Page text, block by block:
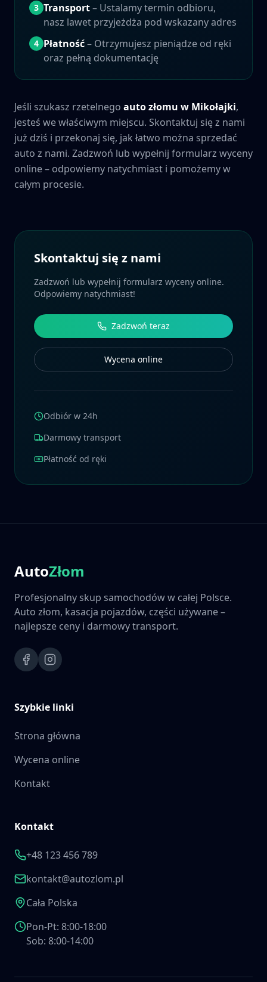
3 Transport– Ustalamy termin odbioru,
nasz lawet przyjeżdża pod wskazany adres
4 Płatność– Otrzymujesz pieniądze od ręki
oraz pełną dokumentację
Jeśli szukasz rzetelnego auto złomu w Mikołajki,
jesteś we właściwym miejscu. Skontaktuj się z nami
już dziś i przekonaj się, jak łatwo można sprzedać
auto z nami. Zadzwoń lub wypełnij formularz wyceny
online – odpowiemy natychmiast i pomożemy w
całym procesie.
Skontaktuj się z nami
Zadzwoń lub wypełnij formularz wyceny online.
Odpowiemy natychmiast!
Zadzwoń teraz
Wycena online
Odbiór w 24h
Darmowy transport
Płatność od ręki
AutoZłom
Profesjonalny skup samochodów w całej Polsce.
Auto złom, kasacja pojazdów, części używane –
najlepsze ceny i darmowy transport.
Szybkie linki
Strona główna
Wycena online
Kontakt
Kontakt
+48 123 456 789
kontakt@autozlom.pl
Cała Polska
Pon-Pt: 8:00-18:00
Sob: 8:00-14:00